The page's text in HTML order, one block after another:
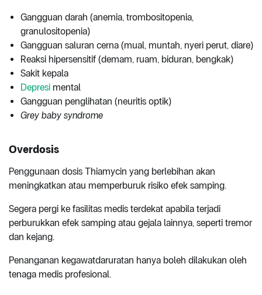
Gangguan darah (anemia, trombositopenia,
granulositopenia)
Gangguan saluran cerna (mual, muntah, nyeri perut, diare)
Reaksi hipersensitif (demam, ruam, biduran, bengkak)
Sakit kepala
Depresi mental
Gangguan penglihatan (neuritis optik)
Grey baby syndrome
Overdosis
Penggunaan dosis Thiamycin yang berlebihan akan
meningkatkan atau memperburuk risiko efek samping.
Segera pergi ke fasilitas medis terdekat apabila terjadi
perburukkan efek samping atau gejala lainnya, seperti tremor
dan kejang.
Penanganan kegawatdaruratan hanya boleh dilakukan oleh
tenaga medis profesional.